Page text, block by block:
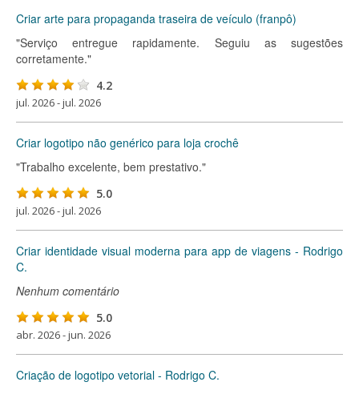
Criar arte para propaganda traseira de veículo (franpô)
"Serviço entregue rapidamente. Seguiu as sugestões
corretamente."
4.2
jul. 2026 - jul. 2026
Criar logotipo não genérico para loja crochê
"Trabalho excelente, bem prestativo."
5.0
jul. 2026 - jul. 2026
Criar identidade visual moderna para app de viagens - Rodrigo
C.
Nenhum comentário
5.0
abr. 2026 - jun. 2026
Criação de logotipo vetorial - Rodrigo C.